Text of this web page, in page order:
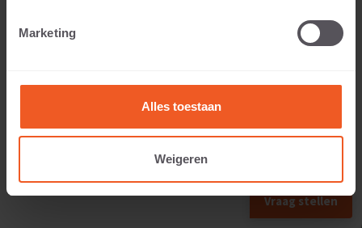
Marketing
Alles toestaan
Weigeren
Vraag stellen